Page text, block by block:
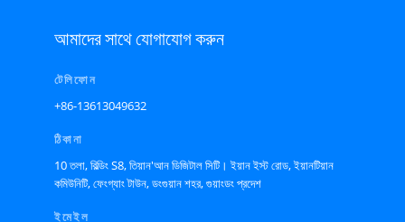
আমাদের সাথে যোগাযোগ করুন
টেলিফোন
+86-13613049632
ঠিকানা
10 তলা, বিল্ডিং S8, তিয়ান'আন ডিজিটাল সিটি। ইয়ান ইস্ট রোড, ইয়ানটিয়ান
কমিউনিটি, ফেংগ্যাং টাউন, ডংগুয়ান শহর, গুয়াংডং প্রদেশ
ইমেইল